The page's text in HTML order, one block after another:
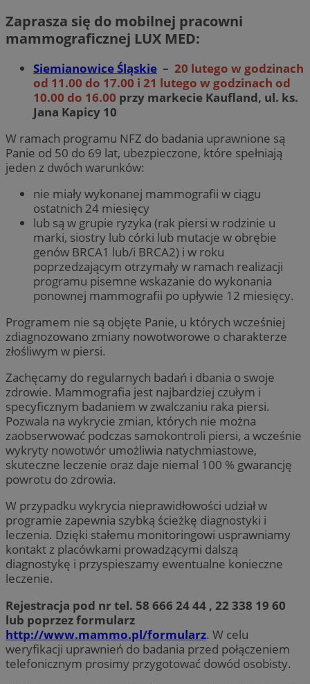
Zaprasza się do mobilnej pracowni
mammograficznej LUX MED:
Siemianowice Śląskie – 20 lutego w godzinach
od 11.00 do 17.00 i 21 lutego w godzinach od
10.00 do 16.00 przy markecie Kaufland, ul. ks.
Jana Kapicy 10
W ramach programu NFZ do badania uprawnione są
Panie od 50 do 69 lat, ubezpieczone, które spełniają
jeden z dwóch warunków:
nie miały wykonanej mammografii w ciągu
ostatnich 24 miesięcy
lub są w grupie ryzyka (rak piersi w rodzinie u
marki, siostry lub córki lub mutacje w obrębie
genów BRCA1 lub/i BRCA2) i w roku
poprzedzającym otrzymały w ramach realizacji
programu pisemne wskazanie do wykonania
ponownej mammografii po upływie 12 miesięcy.
Programem nie są objęte Panie, u których wcześniej
zdiagnozowano zmiany nowotworowe o charakterze
złośliwym w piersi.
Zachęcamy do regularnych badań i dbania o swoje
zdrowie. Mammografia jest najbardziej czułym i
specyficznym badaniem w zwalczaniu raka piersi.
Pozwala na wykrycie zmian, których nie można
zaobserwować podczas samokontroli piersi, a wcześnie
wykryty nowotwór umożliwia natychmiastowe,
skuteczne leczenie oraz daje niemal 100 % gwarancję
powrotu do zdrowia.
W przypadku wykrycia nieprawidłowości udział w
programie zapewnia szybką ścieżkę diagnostyki i
leczenia. Dzięki stałemu monitoringowi usprawniamy
kontakt z placówkami prowadzącymi dalszą
diagnostykę i przyspieszamy ewentualne konieczne
leczenie.
Rejestracja pod nr tel. 58 666 24 44 , 22 338 19 60
lub poprzez formularz
http://www.mammo.pl/formularz. W celu
weryfikacji uprawnień do badania przed połączeniem
telefonicznym prosimy przygotować dowód osobisty.